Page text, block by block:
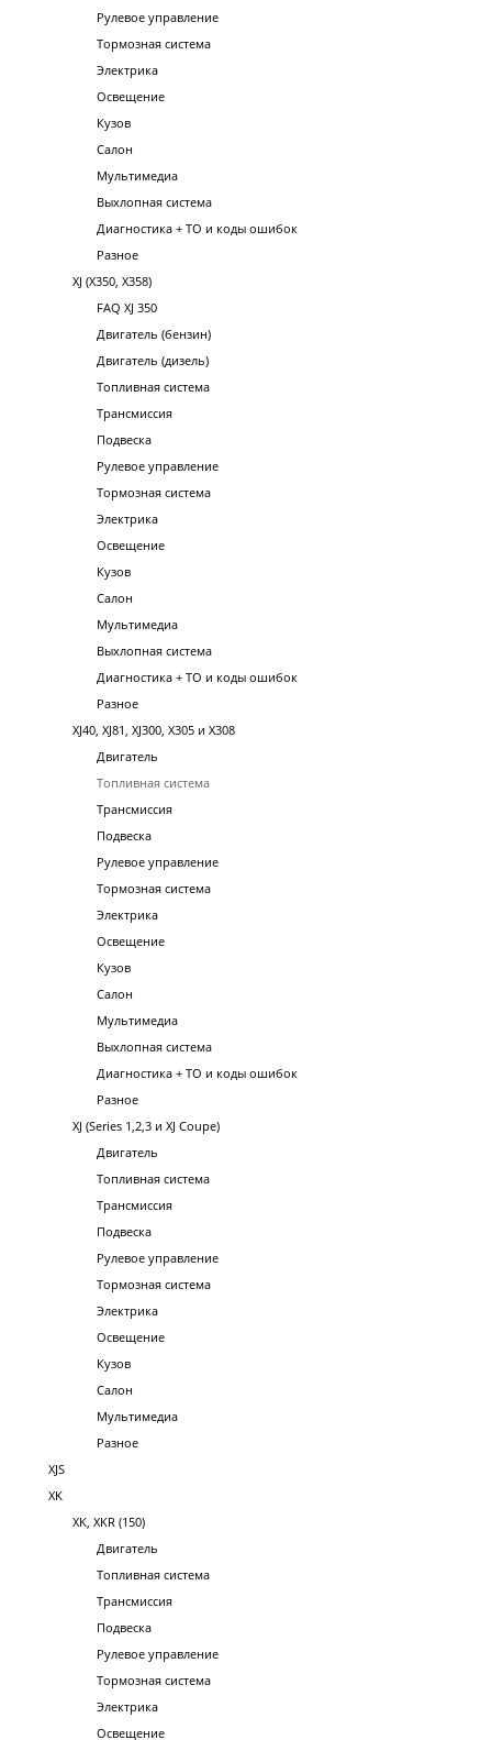
Рулевое управление
Тормозная система
Электрика
Освещение
Кузов
Салон
Мультимедиа
Выхлопная система
Диагностика + ТО и коды ошибок
Разное
XJ (X350, X358)
FAQ XJ 350
Двигатель (бензин)
Двигатель (дизель)
Топливная система
Трансмиссия
Подвеска
Рулевое управление
Тормозная система
Электрика
Освещение
Кузов
Салон
Мультимедиа
Выхлопная система
Диагностика + ТО и коды ошибок
Разное
XJ40, XJ81, XJ300, X305 и X308
Двигатель
Топливная система
Трансмиссия
Подвеска
Рулевое управление
Тормозная система
Электрика
Освещение
Кузов
Салон
Мультимедиа
Выхлопная система
Диагностика + ТО и коды ошибок
Разное
XJ (Series 1,2,3 и XJ Coupe)
Двигатель
Топливная система
Трансмиссия
Подвеска
Рулевое управление
Тормозная система
Электрика
Освещение
Кузов
Салон
Мультимедиа
Разное
XJS
XK
XK, XKR (150)
Двигатель
Топливная система
Трансмиссия
Подвеска
Рулевое управление
Тормозная система
Электрика
Освещение